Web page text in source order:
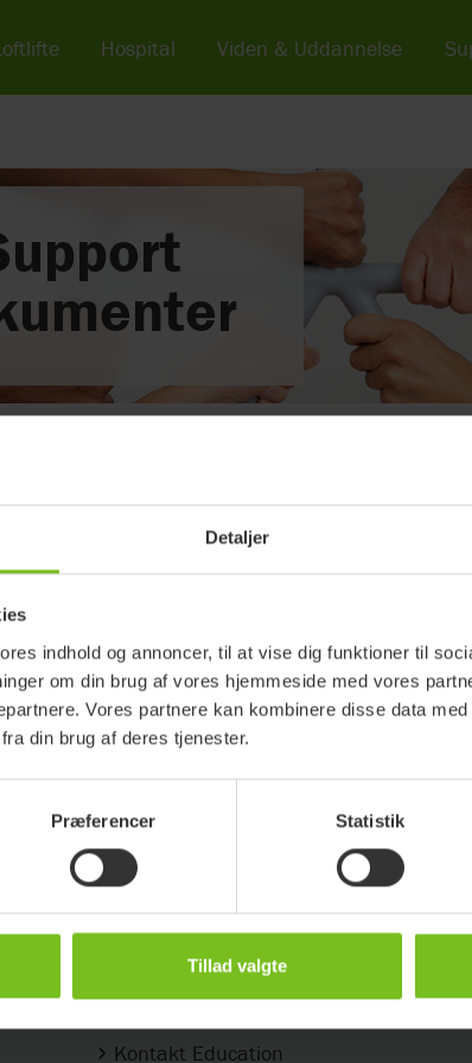
Detaljer
indhold og annoncer, til at vise dig funktioner til
om din brug af vores hjemmeside med vores
Vores partnere kan kombinere disse data
din brug af deres tjenester.
Præferencer Statistik
Tillad valgte
stel og siddesystemer
siddende stilling
Levetid
Test af
Forflytning
Immedia -
Kontakt Education
Hospital Viden & Uddannelse